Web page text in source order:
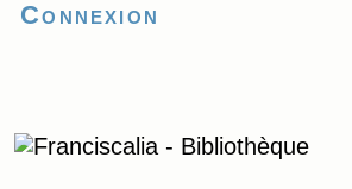
Connexion